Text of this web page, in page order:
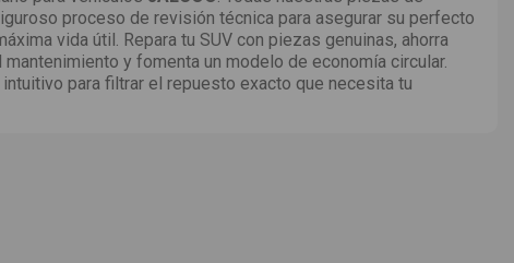
proceso de revisión técnica para asegurar su perfecto
vida útil. Repara tu SUV con piezas genuinas, ahorra
y fomenta un modelo de economía circular.
para filtrar el repuesto exacto que necesita tu